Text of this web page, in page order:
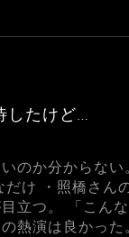
したけど…
のか分からな
け ・照橋さ
立つ。 「こん
熱演は良かった。